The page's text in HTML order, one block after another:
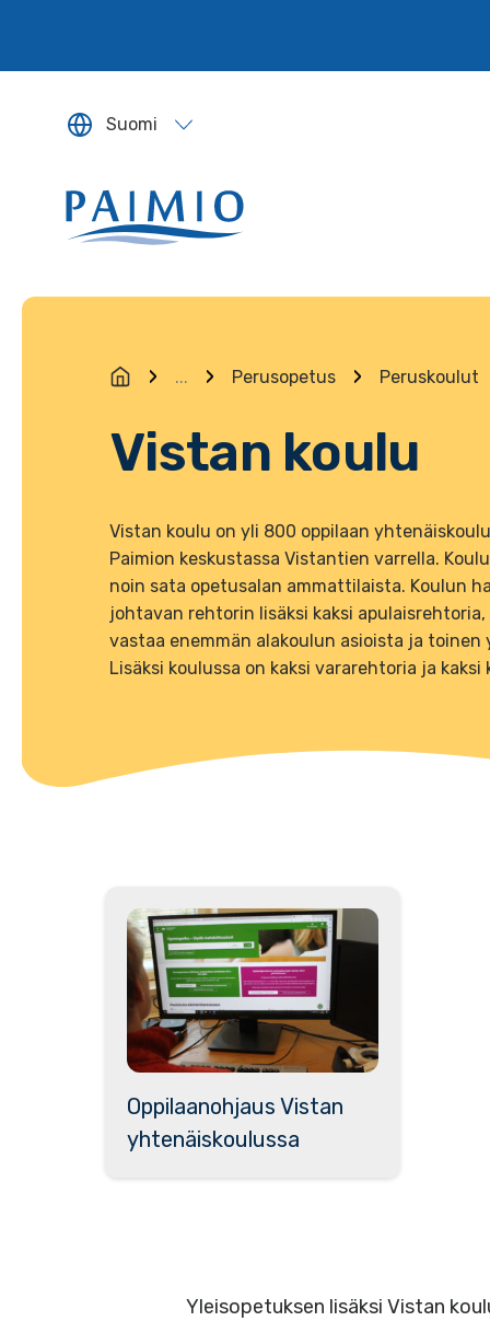
Suomi
Sivun kieleksi valitaan englanti.
... Perusopetus Peruskoulut
Vistan koulu
Vistan koulu on yli 800 oppilaan
Paimion keskustassa Vistantien varrella.
noin sata opetusalan ammattilaista. Koulun
johtavan rehtorin lisäksi kaksi
vastaa enemmän alakoulun asioista ja toinen
Lisäksi koulussa on kaksi vararehtoria ja kaksi
Oppilaanohjaus Vistan
yhtenäiskoulussa
Yleisopetuksen lisäksi Vistan